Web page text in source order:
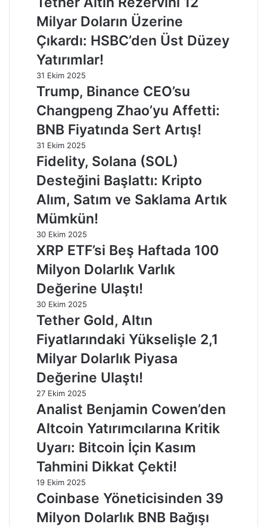
Milyar Doların Üzerine
Çıkardı: HSBC’den Üst Düzey
Yatırımlar!
31 Ekim 2025
Trump, Binance CEO’su
Changpeng Zhao’yu Affetti:
BNB Fiyatında Sert Artış!
31 Ekim 2025
Fidelity, Solana (SOL)
Desteğini Başlattı: Kripto
Alım, Satım ve Saklama Artık
Mümkün!
30 Ekim 2025
XRP ETF’si Beş Haftada 100
Milyon Dolarlık Varlık
Değerine Ulaştı!
30 Ekim 2025
Tether Gold, Altın
Fiyatlarındaki Yükselişle 2,1
Milyar Dolarlık Piyasa
Değerine Ulaştı!
27 Ekim 2025
Analist Benjamin Cowen’den
Altcoin Yatırımcılarına Kritik
Uyarı: Bitcoin İçin Kasım
Tahmini Dikkat Çekti!
19 Ekim 2025
Coinbase Yöneticisinden 39
Milyon Dolarlık BNB Bağışı